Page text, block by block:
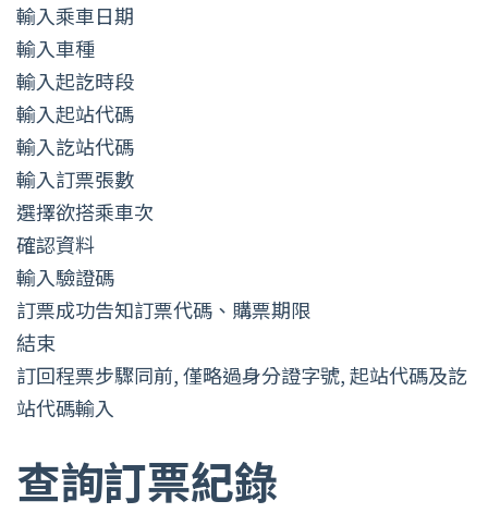
輸入乘車日期
輸入車種
輸入起訖時段
輸入起站代碼
輸入訖站代碼
輸入訂票張數
選擇欲搭乘車次
確認資料
輸入驗證碼
訂票成功告知訂票代碼、購票期限
結束
訂回程票步驟同前, 僅略過身分證字號, 起站代碼及訖
站代碼輸入
查詢訂票紀錄